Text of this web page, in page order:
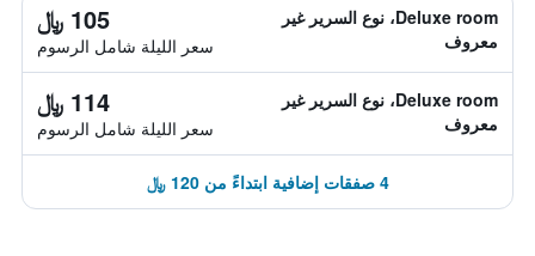
Deluxe room، نوع السرير غير
معروف
105 ﷼
سعر الليلة شامل الرسوم
Deluxe room، نوع السرير غير
معروف
114 ﷼
سعر الليلة شامل الرسوم
4 صفقات إضافية ابتداءً من 120 ﷼